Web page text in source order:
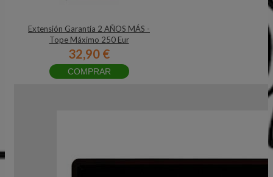
Extensión Garantía 2 AÑOS MÁS -
Tope Máximo 250 Eur
32,90 €
COMPRAR